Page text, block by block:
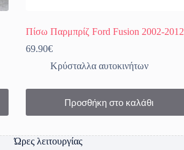
Πίσω Παρμπρίζ Ford Fusion 2002-2012
69.90€
Κρύσταλλα αυτοκινήτων
Προσθήκη στο καλάθι
Ώρες λειτουργίας